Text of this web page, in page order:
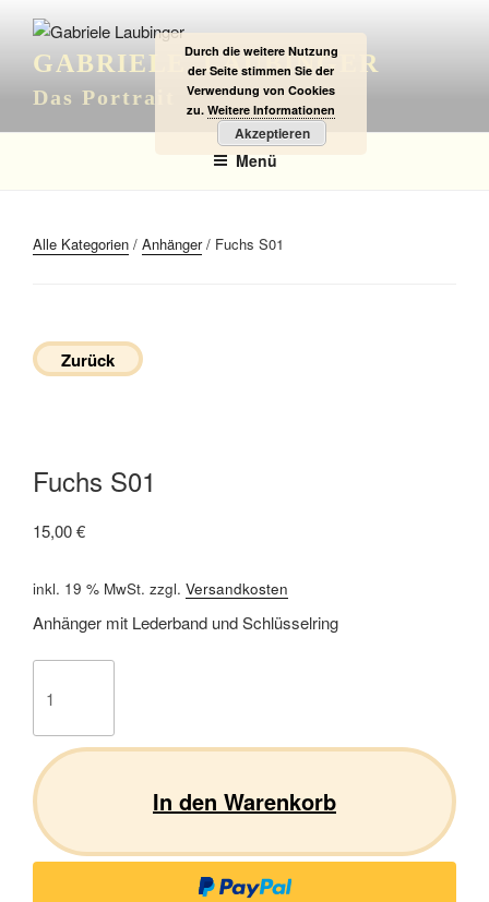
Inhalt
springenGABRIELE LAUBINGER
Das Portrait
Menü
Alle Kategorien / Anhänger/ Fuchs S01
Zurück
Fuchs S01
15,00€
inkl. 19 % MwSt. zzgl. Versandkosten
Anhänger mit Lederband und Schlüsselring
S01
In den Warenkorb
Durch die weitere Nutzung
der Seite stimmen Sie der
Verwendung von Cookies
zu. Weitere Informationen
Akzeptieren